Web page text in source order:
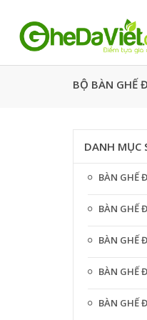
BỘ BÀN GHẾ
DANH MỤC
BÀN GHẾ
BÀN GHẾ
BÀN GHẾ
BÀN GHẾ
BÀN GHẾ